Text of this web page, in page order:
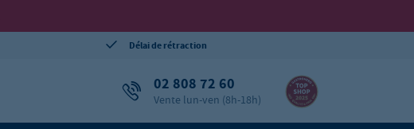
Délai de rétraction
02 808 72 60
Vente lun-ven (8h-18h)